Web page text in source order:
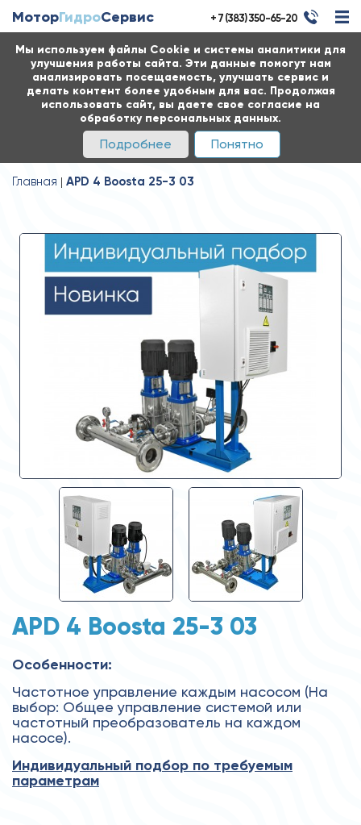
Мы используем файлы Cookie и системы аналитики для
улучшения работы сайта. Эти данные помогут нам
анализировать посещаемость, улучшать сервис и
делать контент более удобным для вас. Продолжая
использовать сайт, вы даете свое согласие на
обработку персональных данных.
Подробнее Понятно
МоторГидроСервис + 7 (383) 350-65-20
Главная APD 4 Boosta 25-3 03
APD 4 Boosta 25-3 03
Особенности:
Частотное управление каждым насосом (На
выбор: Общее управление системой или
частотный преобразователь на каждом
насосе).
Индивидуальный подбор по требуемым
параметрам